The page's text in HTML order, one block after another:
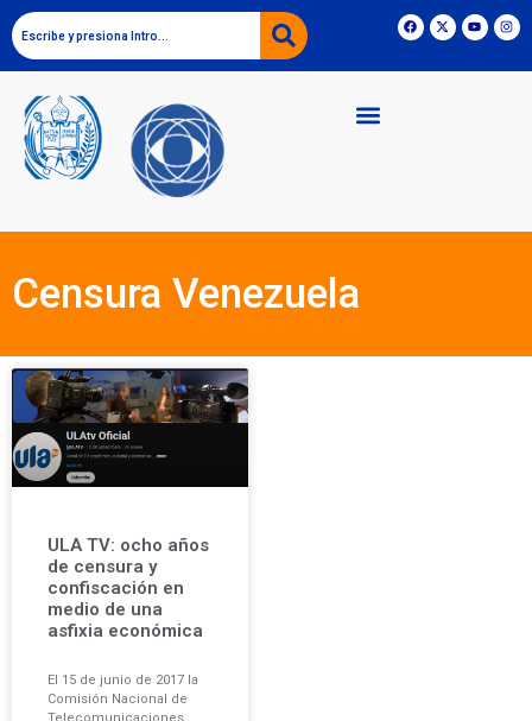
Censura Venezuela
ULA TV: ocho años
de censura y
confiscación en
medio de una
asfixia económica
El 15 de junio de 2017 la
Comisión Nacional de
Telecomunicaciones